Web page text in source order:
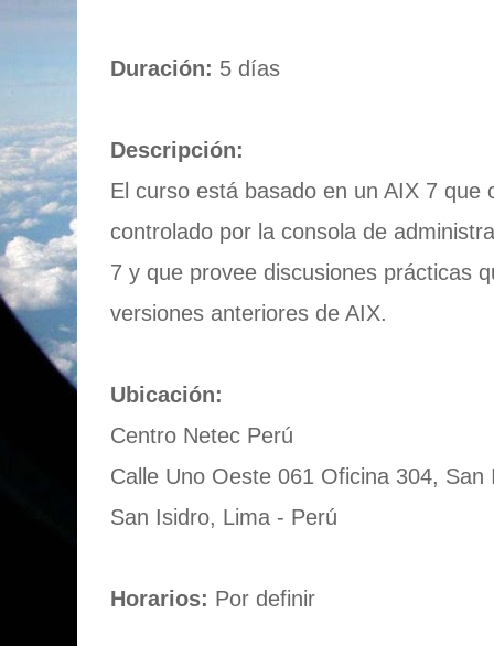
Duración: 5 días
Descripción:
El curso está basado en un AIX 7 que
controlado por la consola de
7 y que provee discusiones prácticas
versiones anteriores de AIX.
Ubicación:
Centro Netec Perú
Calle Uno Oeste 061 Oficina 304, San
San Isidro, Lima - Perú
Horarios: Por definir